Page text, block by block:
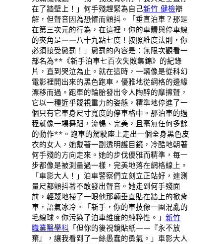
在了牆壁上！」何手殘趕緊為自己新竹 健檢辯
解，但聲音因為恐懼而顫抖。「垂直泊車？那是
在第三次元的行為，在這裡，你的車體與停車線
的夾角是——八十九點七度！按照維度法則，你
必須接受懲罰！」懲罰的內容是：無限次觀看一
部名為**《新手泊車七百次失敗集錦》的紀錄
片，直到哭泣為止。就在這時，一輛像是從科幻
電影裡開出來的黑色跑車，優雅地從網格的邊緣
漂移而過。跑車的輪胎發出令人陶醉的摩擦聲，
它以一種近乎蔑視重力的姿態，精準地停進了一
個只有它車身尺寸寬度的停車格中。那泊車的過
程就像一場舞蹈，流暢、完美，且毫無任何多餘
的動作**。跑車的駕駛座上走出一個全身黑色皮
衣的女人，她戴著一副透明護目鏡，冷酷地朝著
何手殘的方向走來。她的步伐優雅而精準，每一
步都像是被測量過一樣，完美地落在網格線上。
「車影大人！」泊車警察們立刻立正站好，連測
量尺都顫抖著不敢發出聲音。她走到何手殘面
前，輕蔑地掃了一眼他那輛垂直貼在牆上的掀背
車，語氣冰冷。「新手，你的車技像一團混亂的
毛線球。你污染了泊車維度的純粹性。」新竹
職業醫學科 「但你的後視鏡貼紙——『永不放
棄』，讓我看到了一絲愚蠢的勇氣。」車影大人